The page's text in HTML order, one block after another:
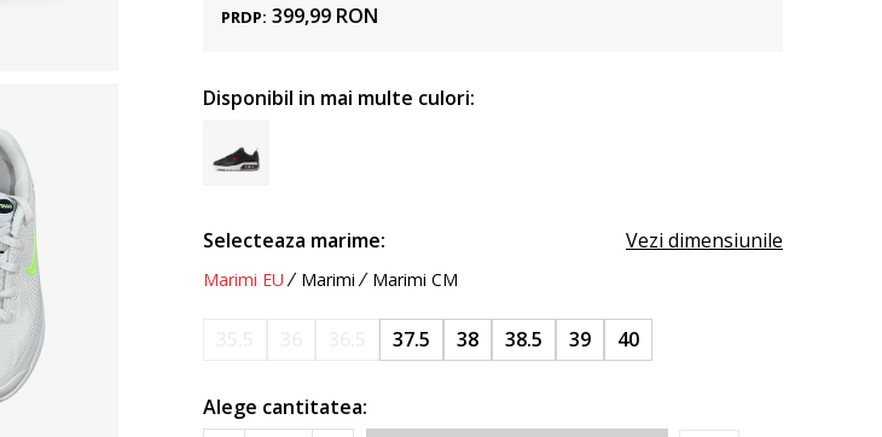
PRDP: 399,99 RON
Disponibil in mai multe culori:
Selecteaza marime: Vezi dimensiunile
Marimi EU Marimi Marimi CM
37.5 38 38.5 39 40
Alege cantitatea: